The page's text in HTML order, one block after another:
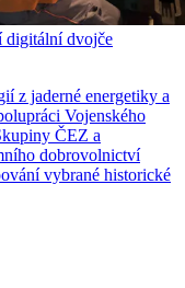
digitální dvojče
z jaderné energetiky a
Vojenského
ČEZ a
dobrovolnictví
vybrané historické